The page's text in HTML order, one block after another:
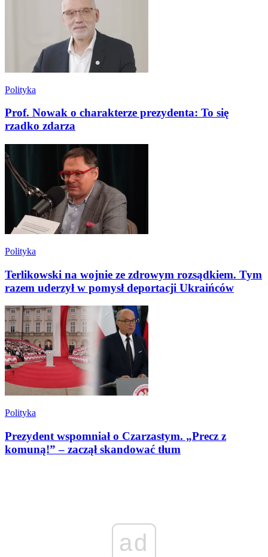
Polityka
Prof. Nowak o charakterze prezydenta: To się
rzadko zdarza
Polityka
Terlikowski na wojnie ze zdrowym rozsądkiem. Tym
razem uderzył w pomysł deportacji Ukraińców
Polityka
Prezydent wspomniał o Czarzastym. „Precz z
komuną!” – zaczął skandować tłum
ad